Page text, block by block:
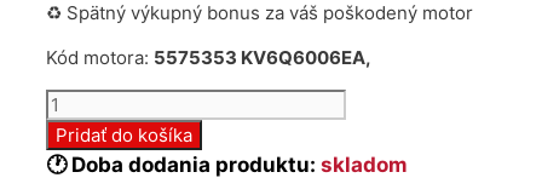
♻️ Spätný výkupný bonus za váš poškodený motor
Kód motora: 5575353 KV6Q6006EA,
množstvo
Nový
motor
Ford
Pridať do košíka
🕐 Doba dodania produktu: skladom